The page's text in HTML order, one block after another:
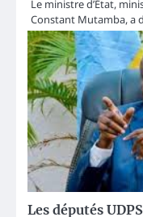
Le ministre d’État,
Constant Mutamba, a
Les députés